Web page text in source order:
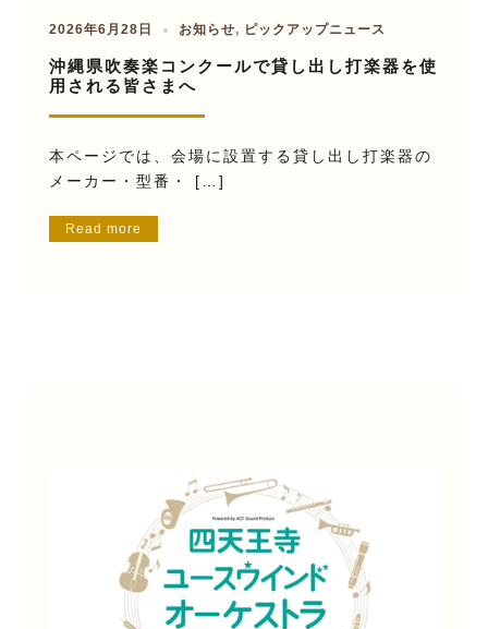
2026年6月28日 お知らせ, ピックアップニュース
沖縄県吹奏楽コンクールで貸し出し打楽器を使
用される皆さまへ
本ページでは、会場に設置する貸し出し打楽器の
メーカー・型番・ […]
Read more